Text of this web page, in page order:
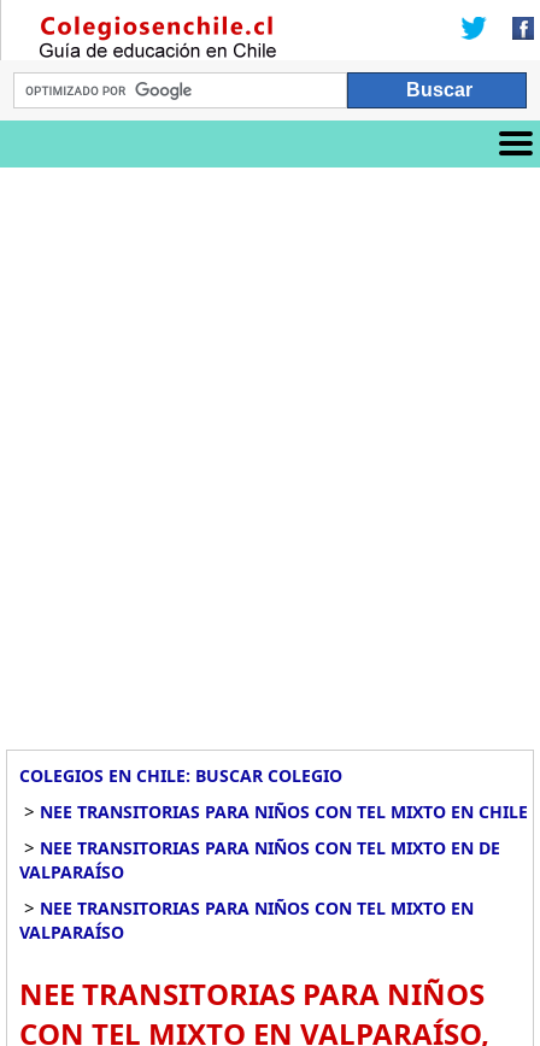
COLEGIOS EN CHILE: BUSCAR COLEGIO
> NEE TRANSITORIAS PARA NIÑOS CON TEL MIXTO EN CHILE
> NEE TRANSITORIAS PARA NIÑOS CON TEL MIXTO EN DE
VALPARAÍSO
> NEE TRANSITORIAS PARA NIÑOS CON TEL MIXTO EN
VALPARAÍSO
NEE TRANSITORIAS PARA NIÑOS
CON TEL MIXTO EN VALPARAÍSO,